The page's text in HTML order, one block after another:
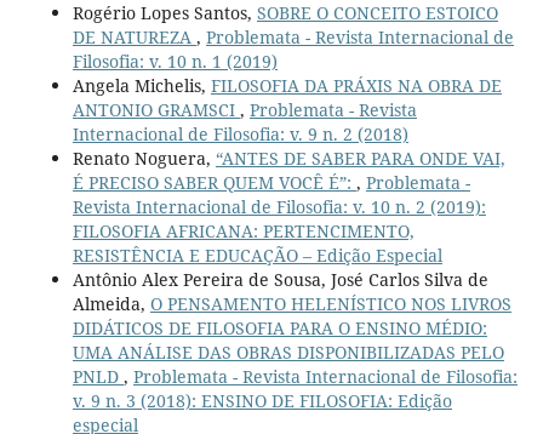
Rogério Lopes Santos, SOBRE O CONCEITO ESTOICO
DE NATUREZA , Problemata - Revista Internacional de
Filosofia: v. 10 n. 1 (2019)
Angela Michelis, FILOSOFIA DA PRÁXIS NA OBRA DE
ANTONIO GRAMSCI , Problemata - Revista
Internacional de Filosofia: v. 9 n. 2 (2018)
Renato Noguera, “ANTES DE SABER PARA ONDE VAI,
É PRECISO SABER QUEM VOCÊ É”: , Problemata -
Revista Internacional de Filosofia: v. 10 n. 2 (2019):
FILOSOFIA AFRICANA: PERTENCIMENTO,
RESISTÊNCIA E EDUCAÇÃO – Edição Especial
Antônio Alex Pereira de Sousa, José Carlos Silva de
Almeida, O PENSAMENTO HELENÍSTICO NOS LIVROS
DIDÁTICOS DE FILOSOFIA PARA O ENSINO MÉDIO:
UMA ANÁLISE DAS OBRAS DISPONIBILIZADAS PELO
PNLD , Problemata - Revista Internacional de Filosofia:
v. 9 n. 3 (2018): ENSINO DE FILOSOFIA: Edição
especial